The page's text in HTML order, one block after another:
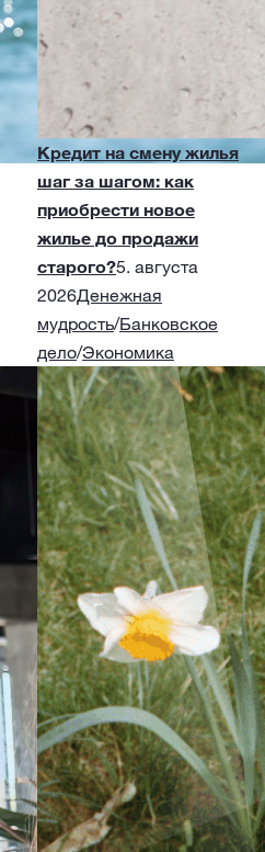
Кредит на смену жилья
шаг за шагом: как
приобрести новое
жилье до продажи
старого?5. августа
2026Денежная
мудрость/Банковское
дело/Экономика